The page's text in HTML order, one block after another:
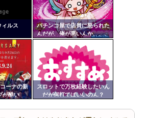
互RSS
ィルス
パチンコ屋で店員に怒られた
んだが、俺が悪いんか、、、
ーナの新
が酷い
スロットで万枚経験したいん
だが何打てばいいのん？